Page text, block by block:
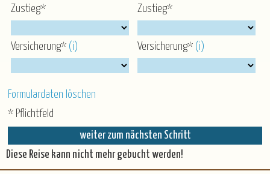
Zustieg*
Versicherung* (i)
Zustieg*
Versicherung* (i)
Formulardaten löschen
* Pflichtfeld
Diese Reise kann nicht mehr gebucht werden!